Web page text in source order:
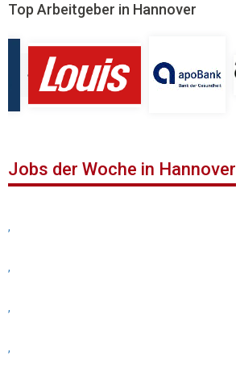
Top Arbeitgeber in Hannover
Jobs der Woche in Hannover
,
,
,
,